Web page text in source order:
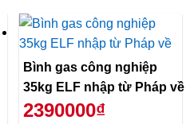
Bình gas công nghiệp
35kg ELF nhập từ Pháp về
2390000₫